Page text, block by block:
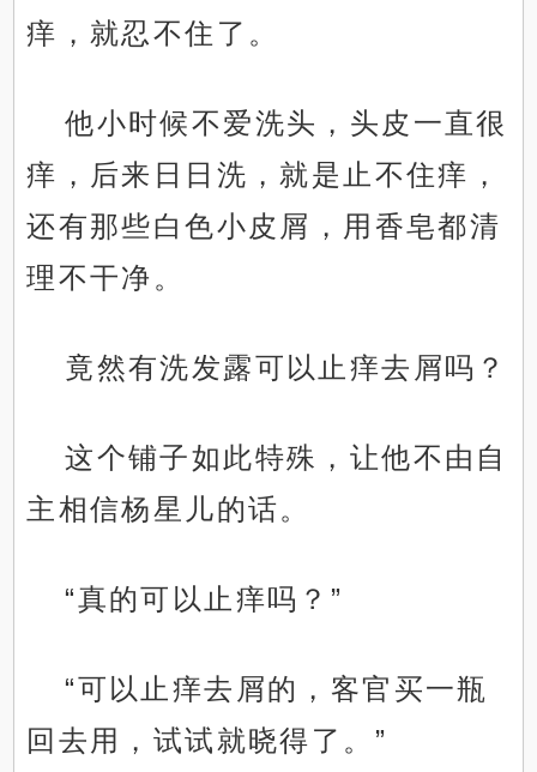
痒，就忍不住了。
他小时候不爱洗头，头皮一直很
痒，后来日日洗，就是止不住痒，
还有那些白色小皮屑，用香皂都清
理不干净。
竟然有洗发露可以止痒去屑吗？
这个铺子如此特殊，让他不由自
主相信杨星儿的话。
“真的可以止痒吗？”
“可以止痒去屑的，客官买一瓶
回去用，试试就晓得了。”